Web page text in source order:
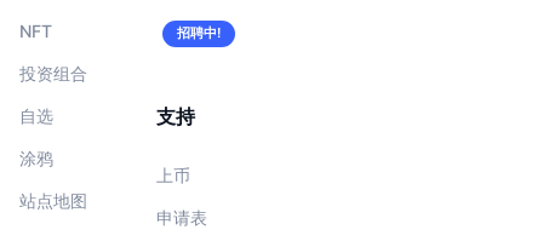
NFT
投资组合
自选
涂鸦
站点地图
招聘中!
支持
上币
申请表